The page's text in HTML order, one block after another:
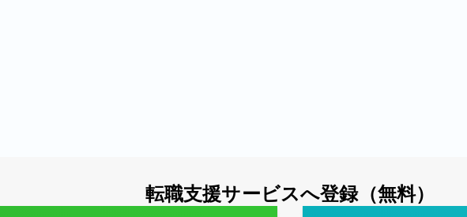
転職⽀援サービスへ登録（無料）